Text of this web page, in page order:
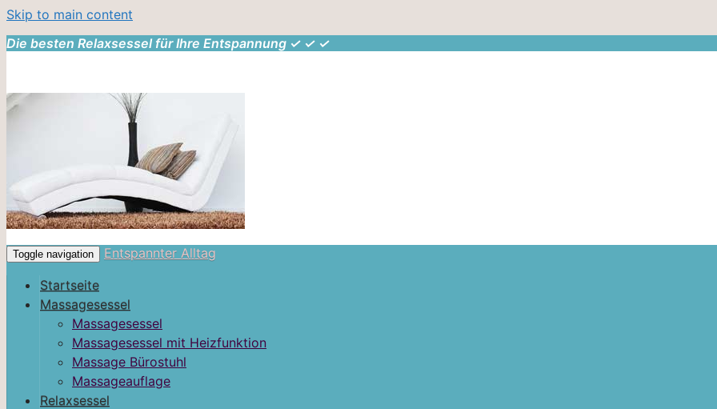
Skip to main content
Die besten Relaxsessel für Ihre Entspannung ✓ ✓ ✓
Toggle navigation
Entspannter Alltag
Startseite
Massagesessel
Massagesessel
Massagesessel mit Heizfunktion
Massage Bürostuhl
Massageauflage
Relaxsessel